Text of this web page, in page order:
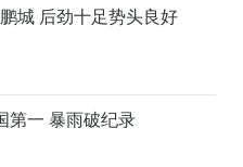
城 后劲十足势头良好
第一 暴雨破纪录